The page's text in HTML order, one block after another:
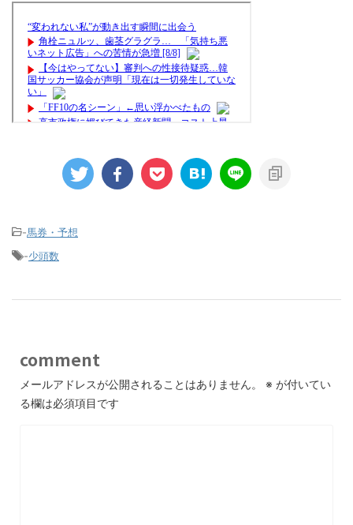
-馬券・予想
-少頭数
comment
メールアドレスが公開されることはありません。 ※ が付いてい
る欄は必須項目です